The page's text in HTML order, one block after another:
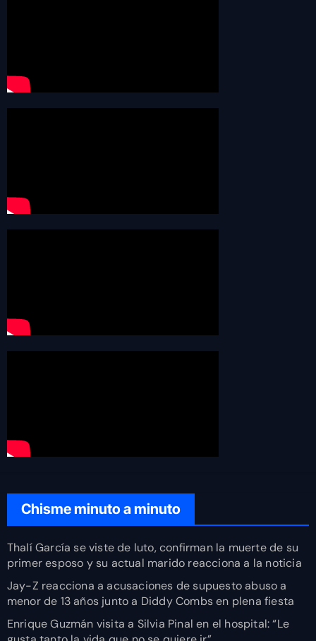
Chisme minuto a minuto
Thalí García se viste de luto, confirman la muerte de su
primer esposo y su actual marido reacciona a la noticia
Jay-Z reacciona a acusaciones de supuesto abuso a
menor de 13 años junto a Diddy Combs en plena fiesta
Enrique Guzmán visita a Silvia Pinal en el hospital: “Le